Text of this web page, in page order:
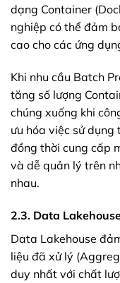
dạng Container
nghiệp có thể đảm
cao cho các ứng
Khi nhu cầu Batch
tăng số lượng
chúng xuống khi
ưu hóa việc sử
đồng thời cung cấp
và dễ quản lý trên
nhau.
2.3. Data
Data Lakehouse
liệu đã xử lý
duy nhất với chất